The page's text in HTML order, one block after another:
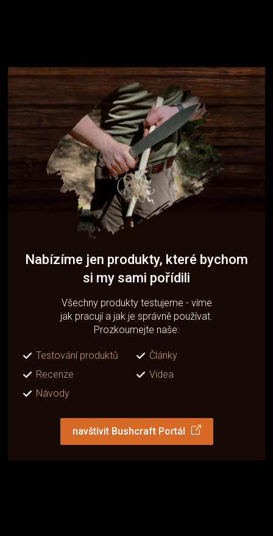
Nabízíme jen produkty, které bychom
si my sami pořídili
Všechny produkty testujeme - víme
jak pracují a jak je správně používat.
Prozkoumejte naše:
Testování produktů
Články
Recenze
Videa
Návody
navštívit Bushcraft Portál